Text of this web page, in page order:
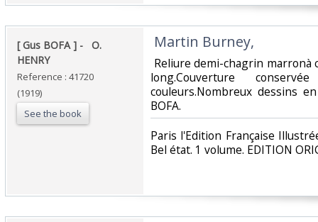
‎[ Gus BOFA ] - ‎ ‎ O.
HENRY ‎
Reference : 41720
(1919)
See the book
‎ Martin Burney, ‎
Reliure demi-chagrin
long.Couverture
couleurs.Nombreux dessins
BOFA. ‎
‎Paris l'Edition Française
Bel état. 1 volume. EDITION